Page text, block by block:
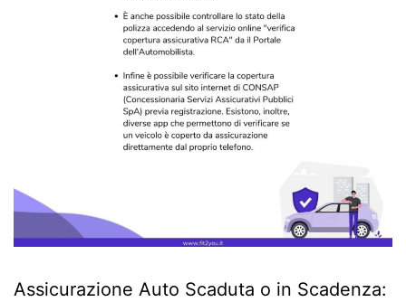
Assicurazione Auto Scaduta o in Scadenza: